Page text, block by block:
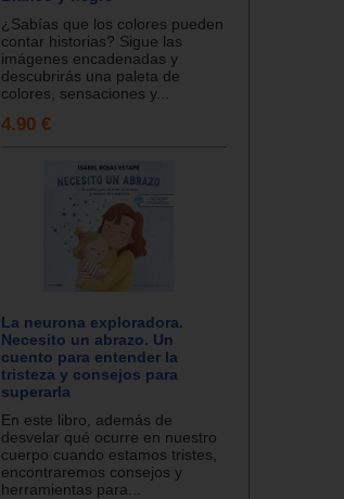
¿Sabías que los colores pueden
contar historias? Sigue las
imágenes encadenadas y
descubrirás una paleta de
colores, sensaciones y...
4.90 €
La neurona exploradora.
Necesito un abrazo. Un
cuento para entender la
tristeza y consejos para
superarla
En este libro, además de
desvelar qué ocurre en nuestro
cuerpo cuando estamos tristes,
encontraremos consejos y
herramientas para...